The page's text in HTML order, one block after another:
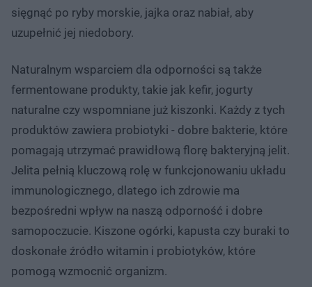
sięgnąć po ryby morskie, jajka oraz nabiał, aby
uzupełnić jej niedobory.
Naturalnym wsparciem dla odporności są także
fermentowane produkty, takie jak kefir, jogurty
naturalne czy wspomniane już kiszonki. Każdy z tych
produktów zawiera probiotyki - dobre bakterie, które
pomagają utrzymać prawidłową florę bakteryjną jelit.
Jelita pełnią kluczową rolę w funkcjonowaniu układu
immunologicznego, dlatego ich zdrowie ma
bezpośredni wpływ na naszą odporność i dobre
samopoczucie. Kiszone ogórki, kapusta czy buraki to
doskonałe źródło witamin i probiotyków, które
pomogą wzmocnić organizm.